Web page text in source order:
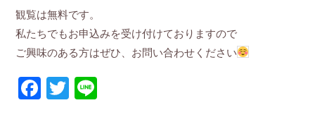
観覧は無料です。
私たちでもお申込みを受け付けておりますので
ご興味のある方はぜひ、お問い合わせください
Facebook
Twitter